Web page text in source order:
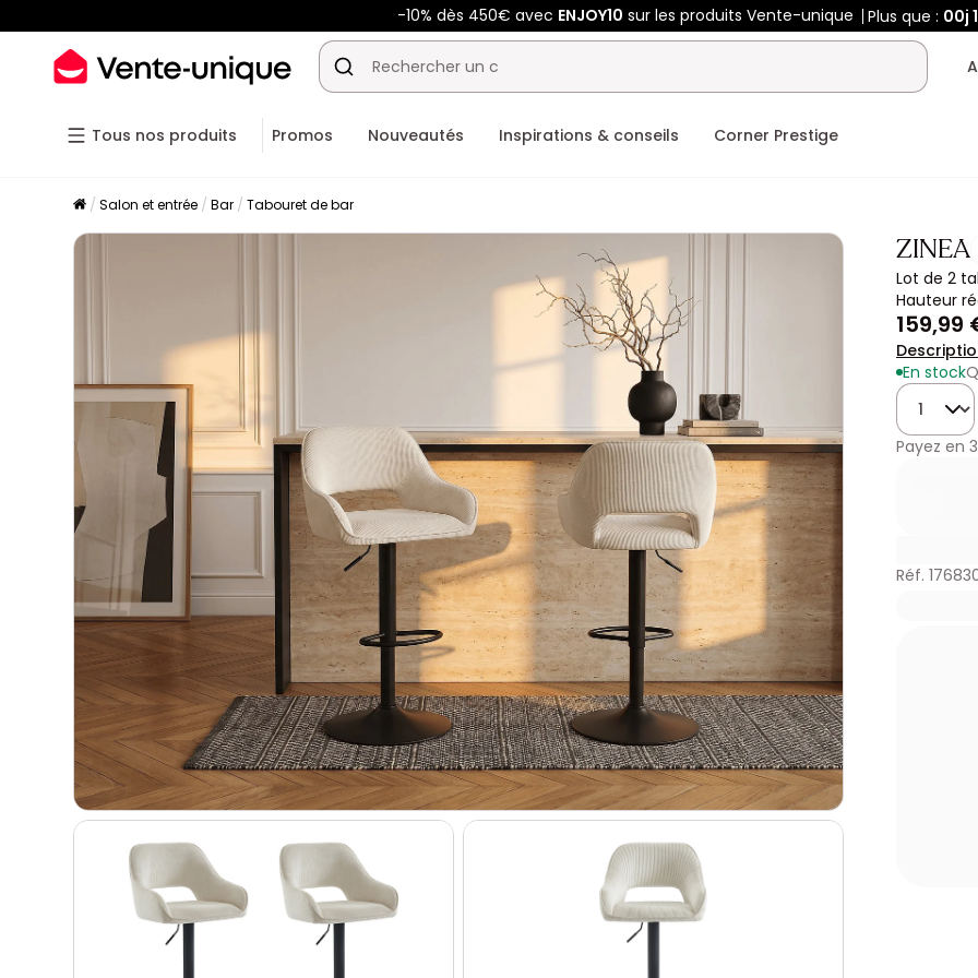
-10% dès 450€ avec ENJOY10 sur les produits Vente-unique Plus que : 00j
Tous nos produits Promos Nouveautés Inspirations & conseils Corner Prestige
Salon et entrée Bar Tabouret de bar
ZINEA
Lot de 2
Hauteur
159,99
En stock
Quantité
Payez en
Réf.